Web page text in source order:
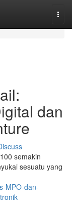
dan
semakin
sesuatu yang
MPO-dan-